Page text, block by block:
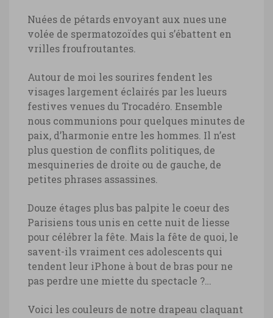
Nuées de pétards envoyant aux nues une
volée de spermatozoïdes qui s’ébattent en
vrilles froufroutantes.
Autour de moi les sourires fendent les
visages largement éclairés par les lueurs
festives venues du Trocadéro. Ensemble
nous communions pour quelques minutes de
paix, d’harmonie entre les hommes. Il n’est
plus question de conflits politiques, de
mesquineries de droite ou de gauche, de
petites phrases assassines.
Douze étages plus bas palpite le coeur des
Parisiens tous unis en cette nuit de liesse
pour célébrer la fête. Mais la fête de quoi, le
savent-ils vraiment ces adolescents qui
tendent leur iPhone à bout de bras pour ne
pas perdre une miette du spectacle ?…
Voici les couleurs de notre drapeau claquant